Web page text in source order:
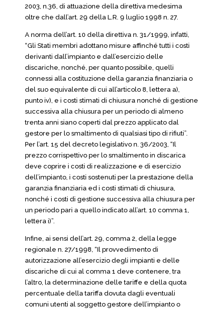
2003, n.36, di attuazione della direttiva medesima
oltre che dall’art. 29 della L.R. 9 luglio 1998 n. 27.
A norma dell’art. 10 della direttiva n. 31/1999, infatti,
“Gli Stati membri adottano misure affinché tutti i costi
derivanti dall’impianto e dall’esercizio delle
discariche, nonché, per quanto possibile, quelli
connessi alla costituzione della garanzia finanziaria o
del suo equivalente di cui all’articolo 8, lettera a),
punto iv), e i costi stimati di chiusura nonché di gestione
successiva alla chiusura per un periodo di almeno
trenta anni siano coperti dal prezzo applicato dal
gestore per lo smaltimento di qualsiasi tipo di rifiuti”.
Per l’art. 15 del decreto legislativo n. 36/2003, “Il
prezzo corrispettivo per lo smaltimento in discarica
deve coprire i costi di realizzazione e di esercizio
dell’impianto, i costi sostenuti per la prestazione della
garanzia finanziaria ed i costi stimati di chiusura,
nonché i costi di gestione successiva alla chiusura per
un periodo pari a quello indicato all’art. 10 comma 1,
lettera i)”.
Infine, ai sensi dell’art. 29, comma 2, della legge
regionale n. 27/1998, “Il provvedimento di
autorizzazione all’esercizio degli impianti e delle
discariche di cui al comma 1 deve contenere, tra
l’altro, la determinazione delle tariffe e della quota
percentuale della tariffa dovuta dagli eventuali
comuni utenti al soggetto gestore dell’impianto o